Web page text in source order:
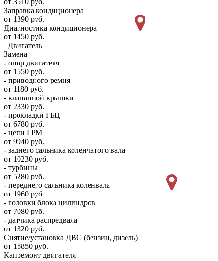
Заправка кондиционера
от 1390 руб.
Диагностика кондиционера
от 1450 руб.
Двигатель
Замена
- опор двигателя
от 1550 руб.
- приводного ремня
от 1180 руб.
- клапанной крышки
от 2330 руб.
- прокладки ГБЦ
от 6780 руб.
- цепи ГРМ
от 9940 руб.
- заднего сальника коленчатого вала
от 10230 руб.
- турбины
от 5280 руб.
- переднего сальника коленвала
от 1960 руб.
- головки блока цилиндров
от 7080 руб.
- датчика распредвала
от 1320 руб.
Снятие/установка ДВС (бензин, дизель)
от 15850 руб.
Капремонт двигателя